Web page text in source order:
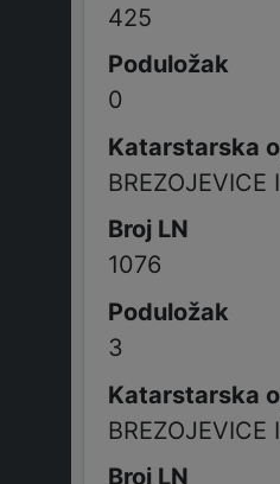
425
0
BREZOJEVICE I
1076
3
BREZOJEVICE I